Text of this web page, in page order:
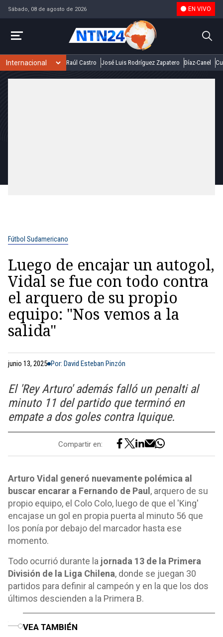
Sábado, 08 de agosto de 2026 EN VIVO
Raúl Castro José Luis Rodríguez Zapatero Díaz-Canel
Fútbol Sudamericano
Luego de encajar un autogol,
Vidal se fue con todo contra
el arquero de su propio
equipo: "Nos vemos a la
salida"
junio 13, 2025 Por: David Esteban Pinzón
El 'Rey Arturo' además falló un penalti al
minuto 11 del partido que terminó en
empate a dos goles contra Iquique.
Compartir en:
Arturo Vidal generó nuevamente polémica al
buscar encarar a Fernando de Paul , arquero de su
propio equipo, el Colo Colo, luego de que el 'King'
encajase un gol en propia puerta al minuto 56 que
los ponía por debajo del marcador hasta ese
momento.
Todo ocurrió durante la jornada 13 de la Primera
División de la Liga Chilena, donde se juegan 30
partidos para definir al campeón y en la que los dos
últimos descienden a la Primera B.
VEA TAMBIÉN